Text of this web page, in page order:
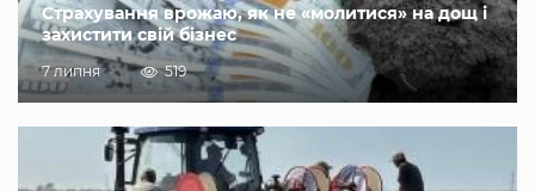
Страхування врожаю, як не «молитися» на дощ і
захистити свій бізнес
7 липня 519